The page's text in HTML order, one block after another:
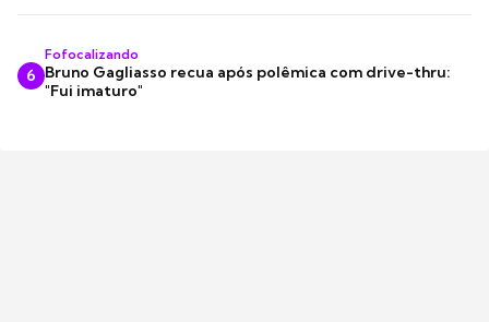
6
Fofocalizando
Bruno Gagliasso recua após polêmica com drive-thru:
"Fui imaturo"